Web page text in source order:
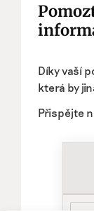
Díky vaší
která by
Přispějte